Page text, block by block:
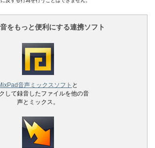
をもっと便利にする連携ソフト
音声ミックスソフト と
して録音したファイルを他の音
声とミックス。